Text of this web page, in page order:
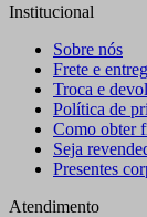
Institucional
Sobre nós
Frete e
Troca e
Política de
Como obter
Seja
Presentes
Atendimento